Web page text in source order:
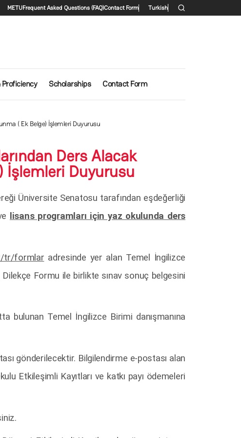
Secondary menu
METUFrequent Asked Questions (FAQ)Contact Form Turkish
Proficiency Scholarships Contact Form
( Ek Belge) İşlemleri Duyurusu
Ders Alacak
İşlemleri Duyurusu
Üniversite Senatosu tarafından eşdeğerliği
lisans programları için yaz okulunda ders
tr/formlar adresinde yer alan Temel İngilizce
Dilekçe Formu ile birlikte sınav sonuç belgesini
bulunan Temel İngilizce Birimi danışmanına
gönderilecektir. Bilgilendirme e-postası alan
Etkileşimli Kayıtları ve katkı payı ödemeleri